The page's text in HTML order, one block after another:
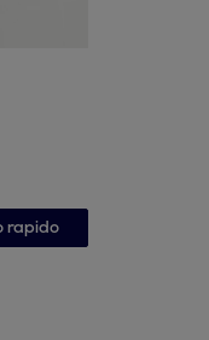
rapido